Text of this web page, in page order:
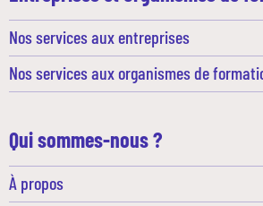
Nos services aux entreprises
Nos services aux organismes de
Qui sommes-nous ?
À propos